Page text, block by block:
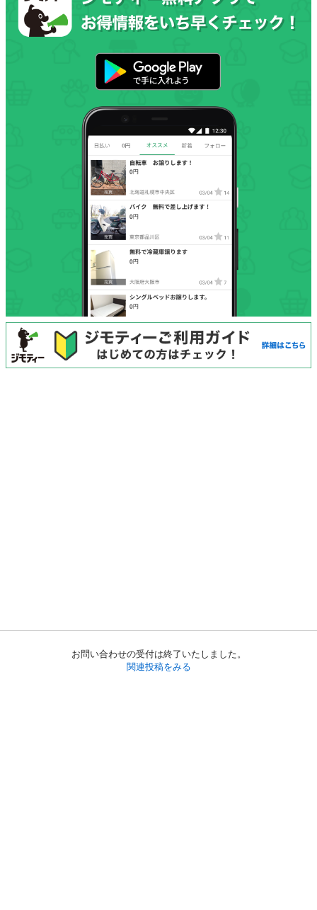
お問い合わせの受付は終了いたしました。
関連投稿をみる